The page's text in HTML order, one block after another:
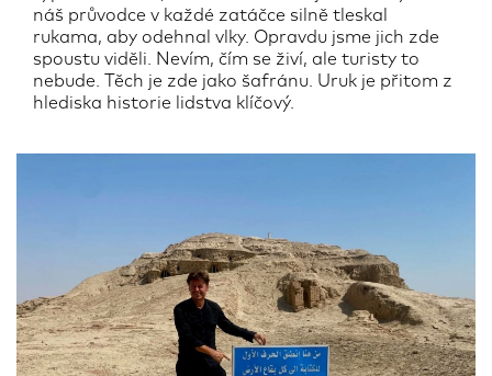
náš průvodce v každé zatáčce silně tleskal
rukama, aby odehnal vlky. Opravdu jsme jich zde
spoustu viděli. Nevím, čím se živí, ale turisty to
nebude. Těch je zde jako šafránu. Uruk je přitom z
hlediska historie lidstva klíčový.